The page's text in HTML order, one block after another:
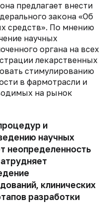
предлагает внести
закона «Об
средств». По мнению
научных
органа на всех
лекарственных
стимулированию
в фармотрасли и
на рынок
и
научных
неопределенность
клинических
разработки